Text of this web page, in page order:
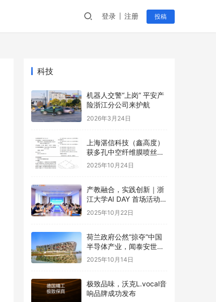
登录 注册 投稿
科技
机器人交警“上岗” 平安产
险浙江分公司来护航
2026年3月24日
上海湛信科技（鑫高度）
获多孔中空纤维膜喷丝装
置等2项专利
2025年10月24日
产教融合，实践创新｜浙
江大学AI DAY 首场活动成
功举办！
2025年10月22日
荷兰政府公然“掠夺”中国
半导体产业，闻泰安世坚
决捍卫
2025年10月14日
极致品味，沃克L.vocal音
响品牌成功发布